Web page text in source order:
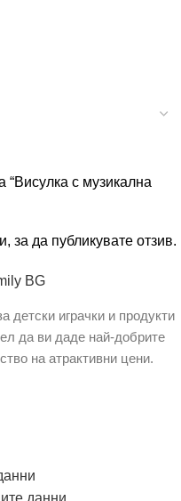
“Висулка с музикална
, за да публикувате отзив.
детски играчки и продукти
да ви даде най-добрите
на атрактивни цени.
данни